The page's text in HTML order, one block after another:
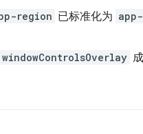
region 已标准化为
windowControlsOverlay